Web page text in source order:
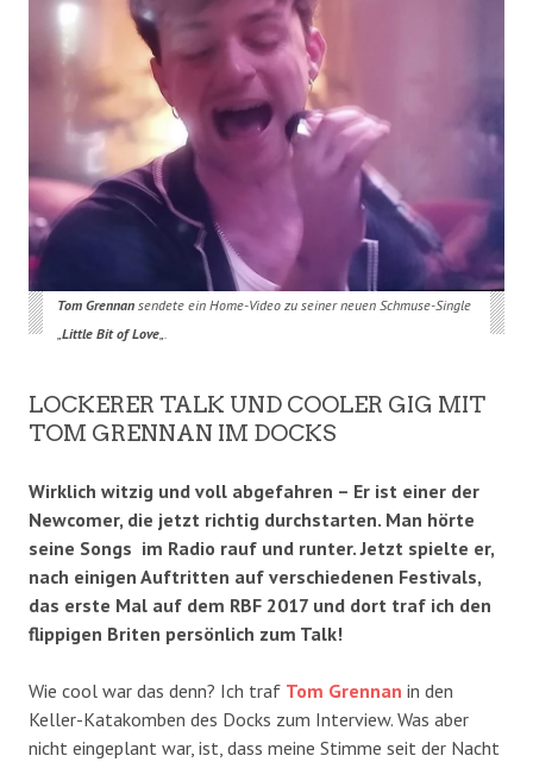
Tom Grennansendete ein Home-Video zu seiner neuen Schmuse-Single
„Little Bit of Love„.
LOCKERER TALK UND COOLER GIG MIT
TOM GRENNAN IM DOCKS
Wirklich witzig und voll abgefahren – Er ist einer der
Newcomer, die jetzt richtig durchstarten. Man hörte
seine Songs im Radio rauf und runter. Jetzt spielte er,
nach einigen Auftritten auf verschiedenen Festivals,
das erste Mal auf dem RBF 2017 und dort traf ich den
flippigen Briten persönlich zum Talk!
Wie cool war das denn? Ich traf Tom Grennan in den
Keller-Katakomben des Docks zum Interview. Was aber
nicht eingeplant war, ist, dass meine Stimme seit der Nacht